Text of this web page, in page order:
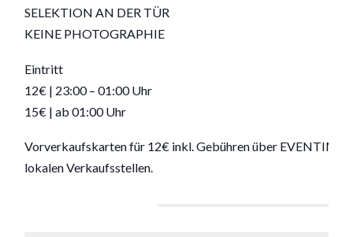
SELEKTION AN DER TÜR
KEINE PHOTOGRAPHIE
Eintritt
12€ | 23:00 – 01:00 Uhr
15€ | ab 01:00 Uhr
Vorverkaufskarten für 12€ inkl. Gebühren über EVENTIM
lokalen Verkaufsstellen.